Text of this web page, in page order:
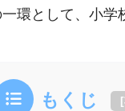
環として、小学
もくじ [